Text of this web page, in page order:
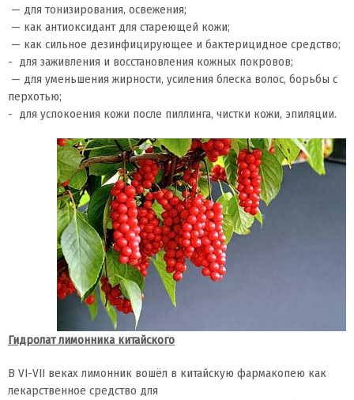
​ — для тонизирования, освежения;
​ — как антиоксидант для стареющей кожи;
​ — как сильное дезинфицирующее и бактерицидное средство;
​- для заживления и восстановления кожных покровов;
​ — для уменьшения жирности, усиления блеска волос, борьбы с
перхотью;
​- для успокоения кожи после пиллинга, чистки кожи, эпиляции.
Гидролат лимонника китайского
В VI-VII веках лимонник вошёл в китайскую фармакопею как
лекарственное средство для